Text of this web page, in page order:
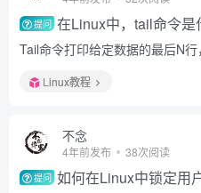
提问 在Linux中，tail命令是
Tail命令打印给定数据的最后N行
Linux教程
不念
4年前发布 38次阅读
提问 如何在Linux中锁定用